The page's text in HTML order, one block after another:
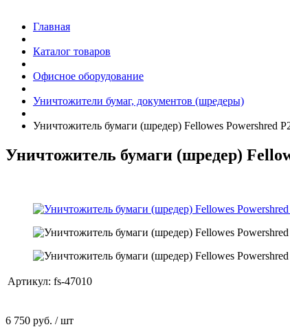
Главная
Каталог товаров
Офисное оборудование
Уничтожители бумаг, документов (шредеры)
Уничтожитель бумаги (шредер) Fellowes Powershred
Уничтожитель бумаги (шредер)
Артикул: fs-47010
6 750 руб. / шт